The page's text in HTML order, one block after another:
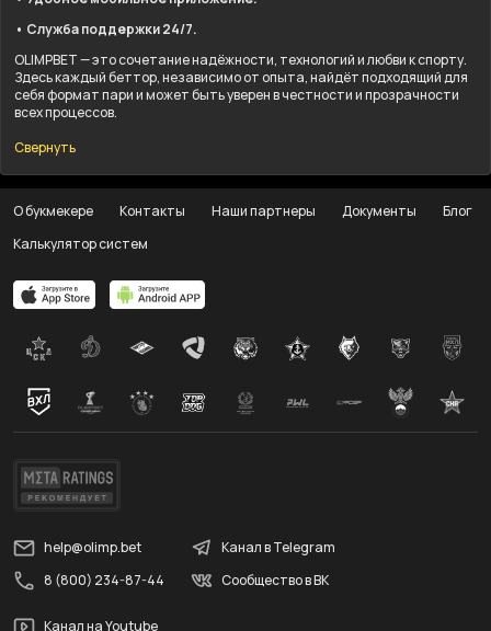
• Служба поддержки 24/7.
OLIMPBET — это сочетание надёжности, технологий и любви к спорту.
Здесь каждый беттор, независимо от опыта, найдёт подходящий для
себя формат пари и может быть уверен в честности и прозрачности
всех процессов.
Свернуть
О букмекере Контакты Наши партнеры Документы
Блог
Калькулятор систем
help@olimp.bet
8 (800) 234-87-44
Канал в Telegram
Сообщество в ВК
Канал на Youtube